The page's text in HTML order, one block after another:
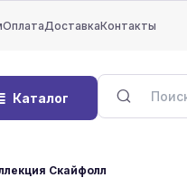
ОплатаДоставкаКонтакты
Каталог
Скайфолл